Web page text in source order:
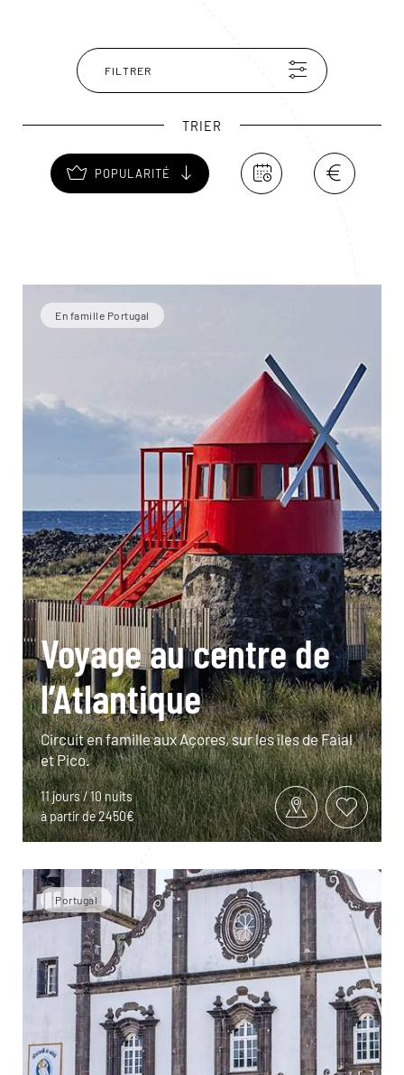
petit tour par le musée de Horta pour en savoir plus sur
la ville et découvrir son étonnante collection d’objets
en moelle de figuier.
FILTRER
TRIER
POPULARITÉ
En famille Portugal
Voyage au centre de
l’Atlantique
Circuit en famille aux Açores, sur les îles de Faial
et Pico.
11 jours / 10 nuits
à partir de 2450€
Portugal